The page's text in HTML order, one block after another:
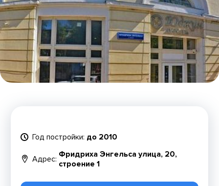
Год постройки: до 2010
Адрес: Фридриха Энгельса улица, 20,
строение 1